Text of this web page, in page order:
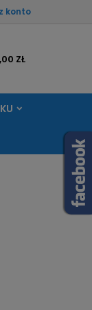
konto
ZŁ